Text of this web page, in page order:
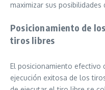
maximizar sus posibilidades
Posicionamiento de
tiros libres
El posicionamiento efectivo
ejecución exitosa de los